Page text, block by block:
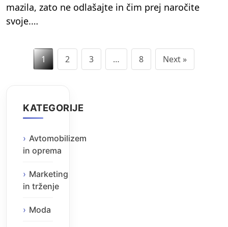
mazila, zato ne odlašajte in čim prej naročite
svoje.…
Številčenje
prispevkov
1 2 3 … 8 Next »
KATEGORIJE
Avtomobilizem
in oprema
Marketing
in trženje
Moda